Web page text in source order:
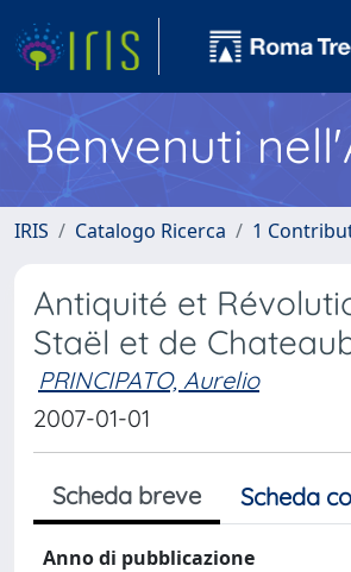
Benvenuti
IRIS Catalogo Ricerca 1
Antiquité et
Staël et de
PRINCIPATO, Aurelio
2007-01-01
Scheda breve Scheda
Anno di pubblicazione